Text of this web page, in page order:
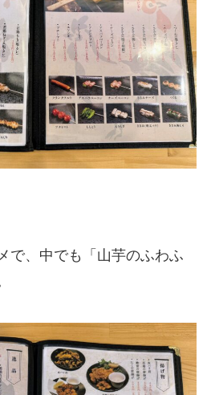
で、中でも「山芋のふわふ